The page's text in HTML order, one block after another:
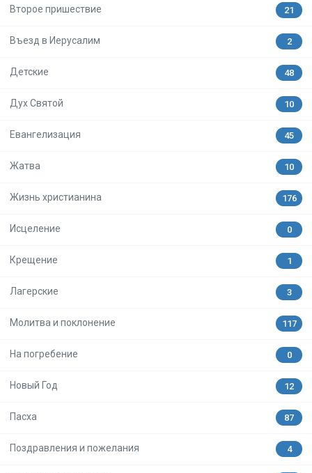
Второе пришествие 21
Въезд в Иерусалим 2
Детские 48
Дух Святой 10
Евангелизация 45
Жатва 10
Жизнь христианина 176
Исцеление 0
Крещение 1
Лагерские 3
Молитва и поклонение 117
На погребение 0
Новый Год 12
Пасха 87
Поздравления и пожелания 4